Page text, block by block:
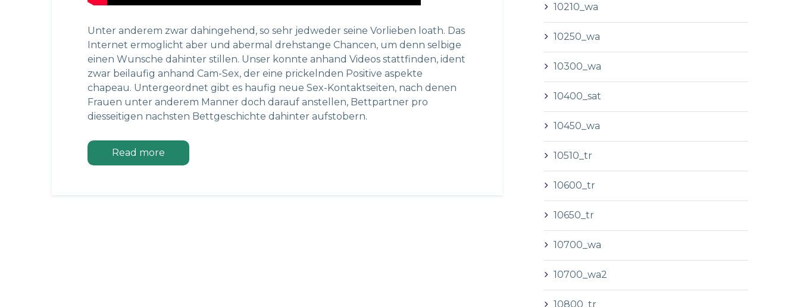
Unter anderem zwar dahingehend, so sehr jedweder seine Vorlieben loath. Das
Internet ermoglicht aber und abermal drehstange Chancen, um denn selbige
einen Wunsche dahinter stillen. Unser konnte anhand Videos stattfinden, ident
zwar beilaufig anhand Cam-Sex, der eine prickelnden Positive aspekte
chapeau. Untergeordnet gibt es haufig neue Sex-Kontaktseiten, nach denen
Frauen unter anderem Manner doch darauf anstellen, Bettpartner pro
diesseitigen nachsten Bettgeschichte dahinter aufstobern.
Read more
10210_wa
10250_wa
10300_wa
10400_sat
10450_wa
10510_tr
10600_tr
10650_tr
10700_wa
10700_wa2
10800_tr